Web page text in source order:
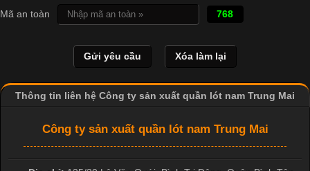
Vải cotton là một trong những chất liệu được sử dụng rộng rãi
và thấm hút mồ hôi tốt. Đây cũng là loại vải được nhiều công ty
sản xuất quần lót nam lựa chọn để tạo ra các sản phẩm chất
Mã an toàn 768
Thông tin liên hệ Công ty sản xuất quần lót nam Trung Mai
Công ty sản xuất quần lót nam Trung Mai